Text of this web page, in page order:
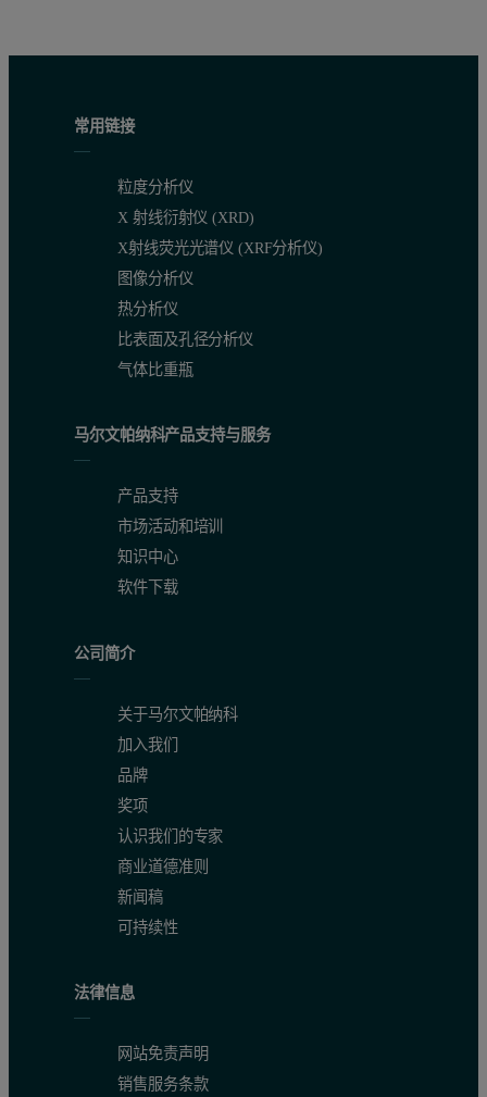
常用链接
粒度分析仪
X 射线衍射仪 (XRD)
X射线荧光光谱仪 (XRF分析仪)
图像分析仪
热分析仪
比表面及孔径分析仪
气体比重瓶
马尔文帕纳科产品支持与服务
产品支持
市场活动和培训
知识中心
软件下载
公司简介
关于马尔文帕纳科
加入我们
品牌
奖项
认识我们的专家
商业道德准则
新闻稿
可持续性
法律信息
网站免责声明
销售服务条款